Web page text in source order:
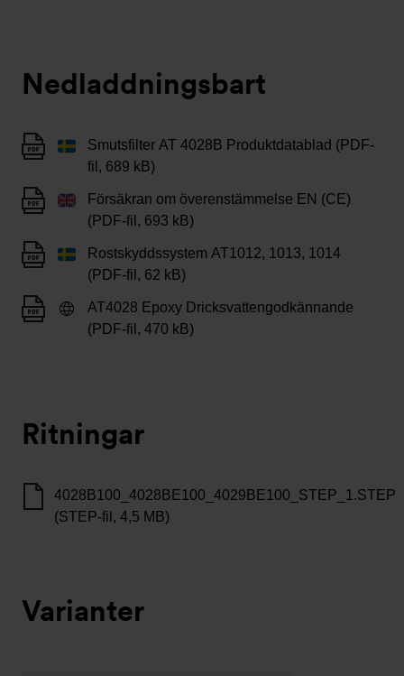
Nedladdningsbart
Smutsfilter AT 4028B Produktdatablad (PDF-
fil, 689 kB)
Försäkran om överenstämmelse EN (CE)
(PDF-fil, 693 kB)
Rostskyddssystem AT1012, 1013, 1014
(PDF-fil, 62 kB)
AT4028 Epoxy Dricksvattengodkännande
(PDF-fil, 470 kB)
Ritningar
4028B100_4028BE100_4029BE100_STEP_1.STEP
(STEP-fil, 4,5 MB)
Varianter